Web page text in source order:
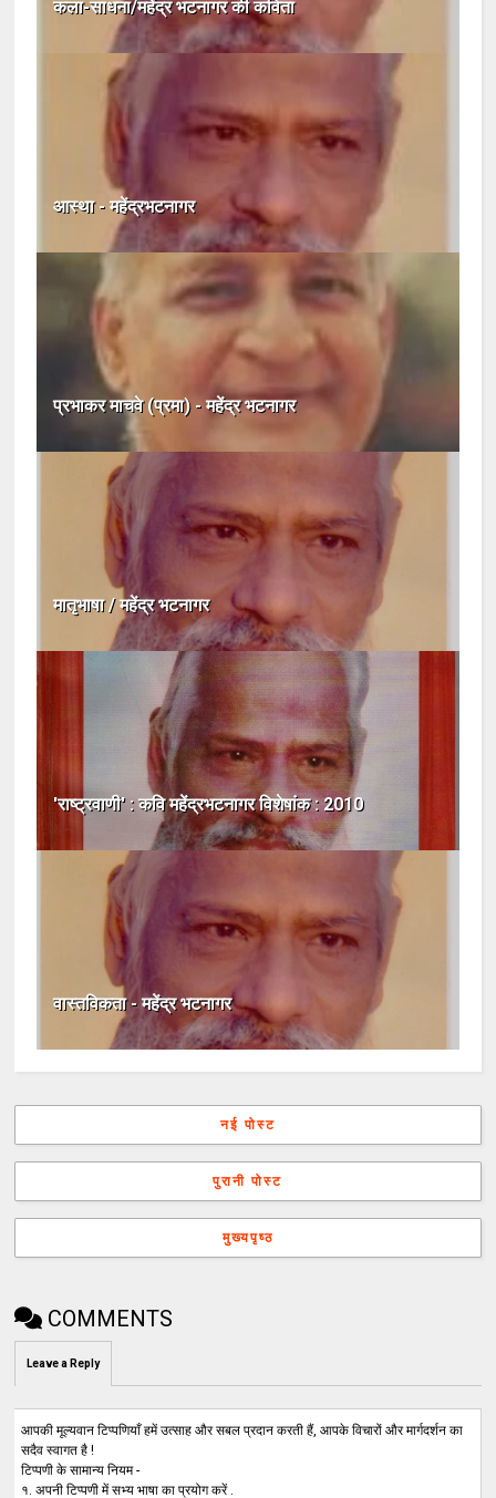
कला-साधना/महेंद्र भटनागर की कविता
आस्था - महेंद्रभटनागर
प्रभाकर माचवे (प्रमा) - महेंद्र भटनागर
मातृभाषा / महेंद्र भटनागर
'राष्ट्रवाणी' : कवि महेंद्रभटनागर विशेषांक : 2010
वास्तविकता - महेंद्र भटनागर
नई पोस्ट
पुरानी पोस्ट
मुख्यपृष्ठ
COMMENTS
Leave a Reply
आपकी मूल्यवान टिप्पणियाँ हमें उत्साह और सबल प्रदान करती हैं, आपके विचारों और मार्गदर्शन का
सदैव स्वागत है !
टिप्पणी के सामान्य नियम -
१. अपनी टिप्पणी में सभ्य भाषा का प्रयोग करें .